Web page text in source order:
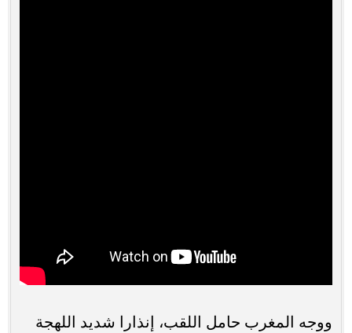
ووجه المغرب حامل اللقب، إنذارا شديد اللهجة